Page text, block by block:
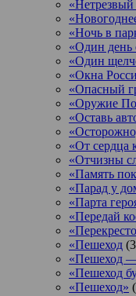
«Нетрезвый
«Ночь в
«Один день
«Один
«Окна
«Опасный
«Оружие
«Оставь
«От сердца
«Отчизны
«Память
«Парад у
«Парта
«Передай
«Пешеход
«Пешеход
«Пешеход
«Пешеход»